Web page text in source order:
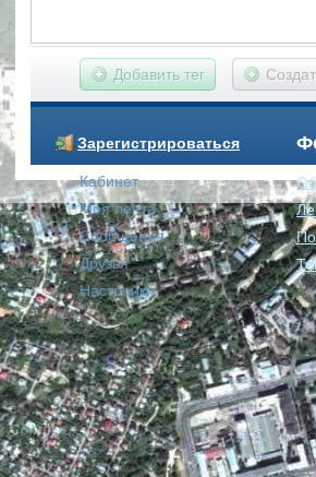
Добавить тег
Зарегистрироваться
Кабинет
Моя лента
Сообщения
Друзья
Настройки